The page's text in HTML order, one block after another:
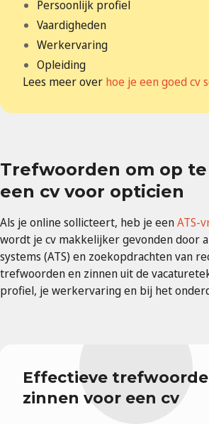
Persoonlijk profiel
Vaardigheden
Werkervaring
Opleiding
Lees meer over hoe je een goed cv
Trefwoorden om op
een cv voor opticien
Als je online sollicteert, heb je eenATS-
wordt je cv makkelijker gevonden door
systems (ATS) en zoekopdrachten van
trefwoorden en zinnen uit de
profiel, je werkervaring en bij het
Effectieve
zinnen voor een cv